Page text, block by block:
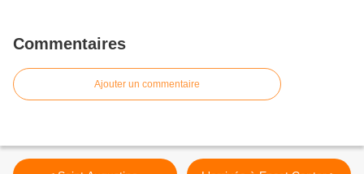
Commentaires
Ajouter un commentaire